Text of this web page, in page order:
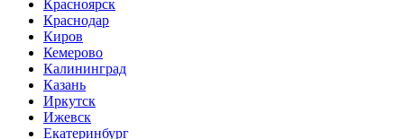
Красноярск
Краснодар
Киров
Кемерово
Калининград
Казань
Иркутск
Ижевск
Екатеринбург